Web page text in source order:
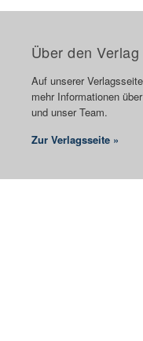
Über den Verlag
Auf unserer
mehr Informationen
und unser Team.
Zur Verlagsseite »